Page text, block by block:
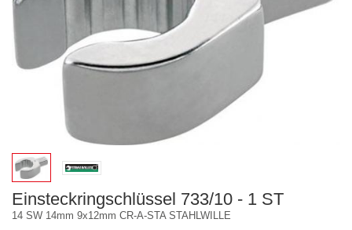
Einsteckringschlüssel 733/10 - 1 ST
14 SW 14mm 9x12mm CR-A-STA STAHLWILLE